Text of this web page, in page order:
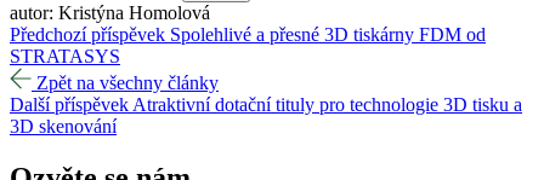
autor: Kristýna Homolová
Předchozí příspěvek Spolehlivé a přesné 3D tiskárny FDM od
STRATASYS
Zpět na všechny články
Další příspěvek Atraktivní dotační tituly pro technologie 3D tisku a
3D skenování